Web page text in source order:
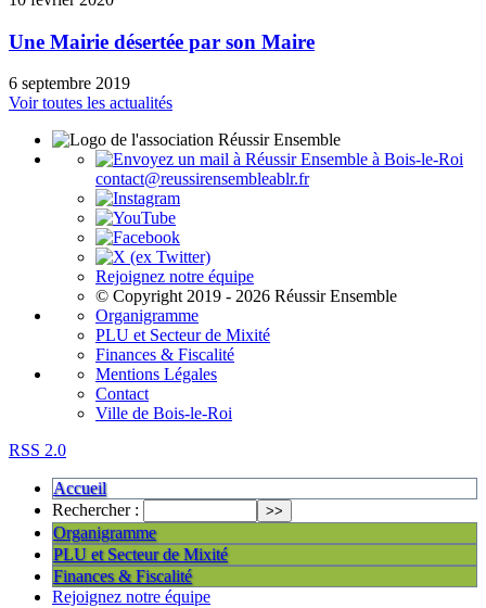
Une Mairie désertée par son Maire
6 septembre 2019
Voir toutes les actualités
contact@reussirensembleablr.fr
Rejoignez notre équipe
© Copyright 2019 - 2026 Réussir Ensemble
Organigramme
PLU et Secteur de Mixité
Finances & Fiscalité
Mentions Légales
Contact
Ville de Bois-le-Roi
RSS 2.0
Accueil
Rechercher :
Organigramme
PLU et Secteur de Mixité
Finances & Fiscalité
Rejoignez notre équipe